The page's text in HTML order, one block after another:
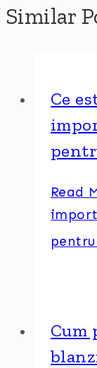
Similar
Ce
Read
Cum